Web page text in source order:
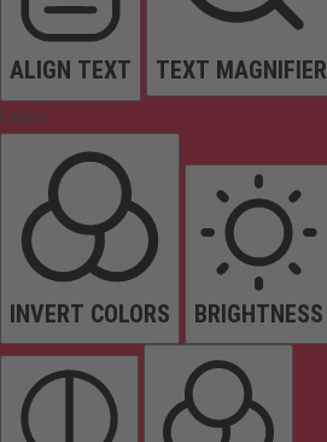
ALIGN TEXT TEXT MAGNIFIER
Colors
INVERT COLORS BRIGHTNESS